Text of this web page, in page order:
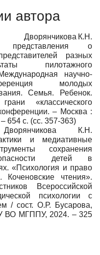
автора
К.Н.
представления о
разных
пилотажного
научно-
молодых
Семья. Ребенок.
«классического
– Москва :
с. (сс. 357-363)
К.Н.
и медиативные
сохранения
детей в
«Психология и право
чтения».
Всероссийской
психологии с
/ сост. О.Р. Бусарова,
ВО МГППУ, 2024. – 325